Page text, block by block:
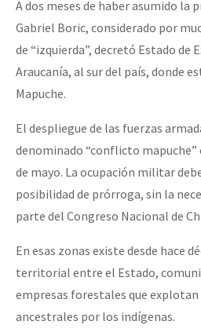
A dos meses de haber asumido la
Gabriel Boric, considerado por
de “izquierda”, decretó Estado de
Araucanía, al sur del país, donde
Mapuche.
El despliegue de las fuerzas
denominado “conflicto
de mayo. La ocupación militar
posibilidad de prórroga, sin la
parte del Congreso Nacional de
En esas zonas existe desde hace
territorial entre el Estado,
empresas forestales que
ancestrales por los indígenas.